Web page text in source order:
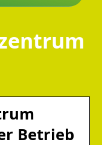
Betrieb